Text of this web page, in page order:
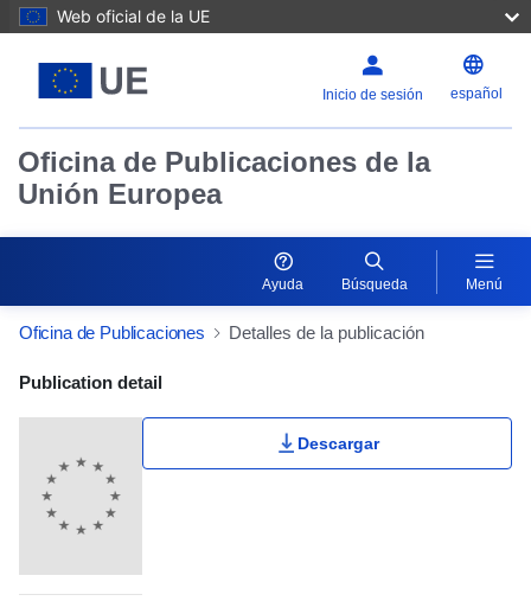
Web oficial de la UE
Inicio de sesión español
Oficina de Publicaciones de la
Unión Europea
Ayuda Búsqueda Menú
Oficina de Publicaciones Detalles de la publicación
Publication Detail Actions Portlet
Publication detail
Descargar